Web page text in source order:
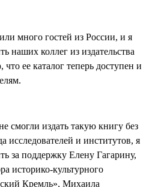
много гостей из России, и я
наших коллег из издательства
ее каталог теперь доступен и
смогли издать такую книгу без
исследователей и институтов, я
за поддержку Елену Гагарину,
историко-культурного
Кремль», Михаила